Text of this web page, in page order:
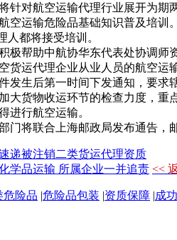
对航空运输代理行业展开为期
空运输危险品基础知识普及培训
人都将接受培训。
帮助中航协华东代表处协调师
货运代理企业从业人员的航空运
生后第一时间下发通知，要求辖
大货物收运环节的检查力度，
进行航空运输。
将联合上海邮政局发布通告，
递被注销二类货运代理资质
学品运输 所属企业一并追责 <<
危险品 |危险品包装 |资质保障 |成